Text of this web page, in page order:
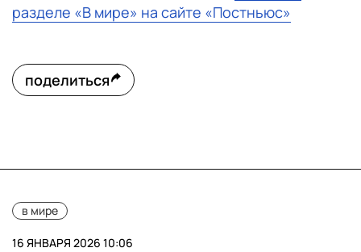
разделе «В мире» на сайте «Постньюс»
поделиться
в мире
16 ЯНВАРЯ 2026 10:06